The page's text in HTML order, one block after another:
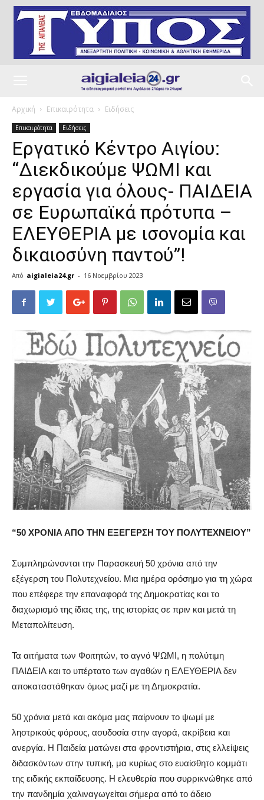
Αρχική Επικαιρότητα Ειδήσεις
Επικαιρότητα Ειδήσεις
Εργατικό Κέντρο Αιγίου:
“Διεκδικούμε ΨΩΜΙ και
εργασία για όλους- ΠΑΙΔΕΙΑ
σε Ευρωπαϊκά πρότυπα –
ΕΛΕΥΘΕΡΙΑ με ισονομία και
δικαιοσύνη παντού”!
Από aigialeia24.gr - 16 Νοεμβρίου 2023
“50 ΧΡΟΝΙΑ ΑΠΟ ΤΗΝ ΕΞΕΓΕΡΣΗ ΤΟΥ ΠΟΛΥΤΕΧΝΕΙΟΥ”
Συμπληρώνονται την Παρασκευή 50 χρόνια από την
εξέγερση του Πολυτεχνείου. Μια ημέρα ορόσημο για τη χώρα
που επέφερε την επαναφορά της Δημοκρατίας και το
διαχωρισμό της ίδιας της, της ιστορίας σε πριν και μετά τη
Μεταπολίτευση.
Τα αιτήματα των Φοιτητών, το αγνό ΨΩΜΙ, η πολύτιμη
ΠΑΙΔΕΙΑ και το υπέρτατο των αγαθών η ΕΛΕΥΘΕΡΙΑ δεν
αποκαταστάθηκαν όμως μαζί με τη Δημοκρατία.
50 χρόνια μετά και ακόμα μας παίρνουν το ψωμί με
ληστρικούς φόρους, ασυδοσία στην αγορά, ακρίβεια και
ανεργία. Η Παιδεία ματώνει στα φροντιστήρια, στις ελλείψεις
διδασκόντων στην τυπική, μα κυρίως στο ευαίσθητο κομμάτι
της ειδικής εκπαίδευσης. Η ελευθερία που συρρικνώθηκε από
την πανδημία χαλιναγωγείται σήμερα από το άδειο